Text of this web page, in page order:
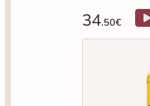
34.50€